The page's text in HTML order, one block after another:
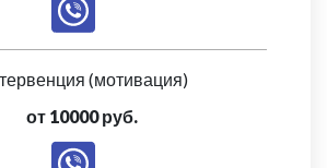
(мотивация)
от 10000 руб.